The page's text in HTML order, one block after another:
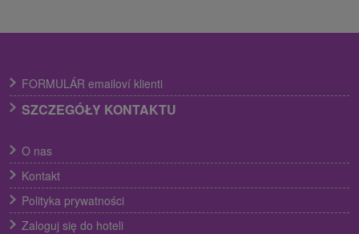
FORMULÁR emailoví klienti
SZCZEGÓŁY KONTAKTU
O nas
Kontakt
Polityka prywatności
Zaloguj się do hoteli